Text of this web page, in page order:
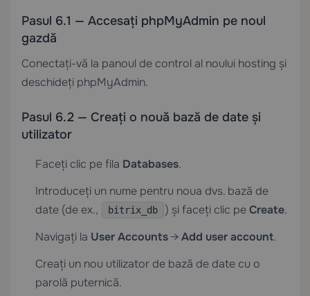
Pasul 6.1 — Accesați phpMyAdmin pe noul
gazdă
Conectați-vă la panoul de control al noului hosting și
deschideți phpMyAdmin.
Pasul 6.2 — Creați o nouă bază de date și
utilizator
Faceți clic pe fila Databases.
Introduceți un nume pentru noua dvs. bază de
date (de ex.,
bitrix_db ) și faceți clic peCreate.
Navigați la User Accounts→Add user account.
Creați un nou utilizator de bază de date cu o
parolă puternică.